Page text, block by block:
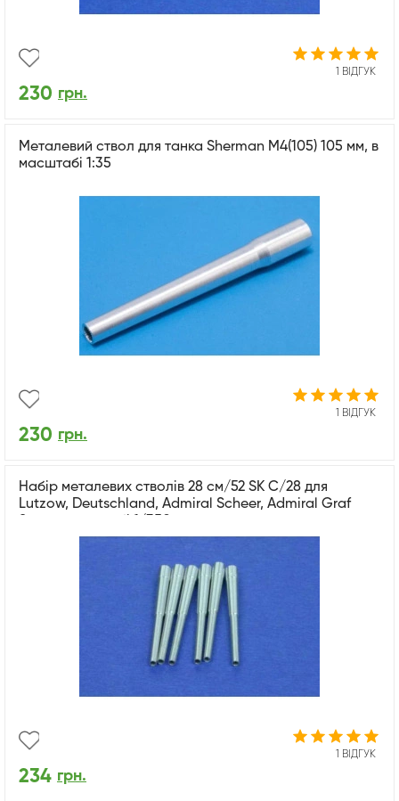
1 ВІДГУК
230 грн.
Металевий ствол для танка Sherman M4(105) 105 мм, в
масштабі 1:35
1 ВІДГУК
230 грн.
Набір металевих стволів 28 см/52 SK C/28 для
Lutzow, Deutschland, Admiral Scheer, Admiral Graf
1 ВІДГУК
234 грн.